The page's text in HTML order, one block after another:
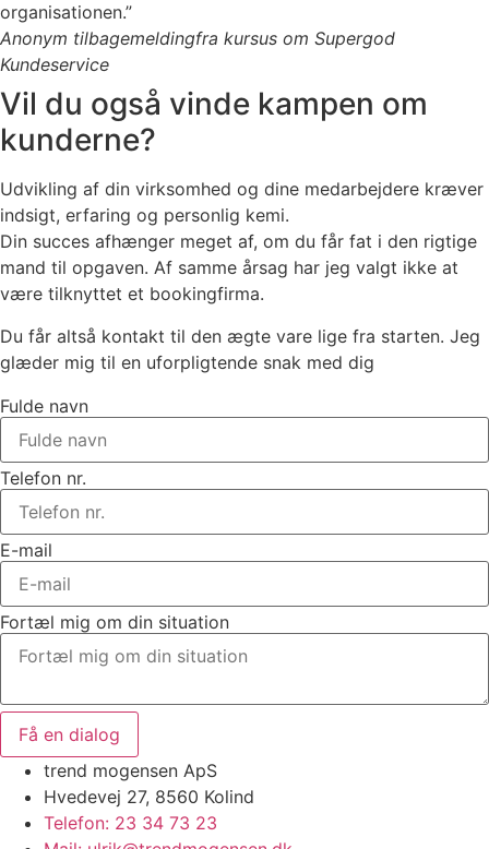
organisationen.”
Anonym tilbagemeldingfra kursus om Supergod
Kundeservice
Vil du også vinde kampen om
kunderne?
Udvikling af din virksomhed og dine medarbejdere kræver
indsigt, erfaring og personlig kemi.
Din succes afhænger meget af, om du får fat i den rigtige
mand til opgaven. Af samme årsag har jeg valgt ikke at
være tilknyttet et bookingfirma.
Du får altså kontakt til den ægte vare lige fra starten. Jeg
glæder mig til en uforpligtende snak med dig
Fulde navn
Telefon nr.
E-mail
Fortæl mig om din situation
Få en dialog
trend mogensen ApS
Hvedevej 27, 8560 Kolind
Telefon: 23 34 73 23